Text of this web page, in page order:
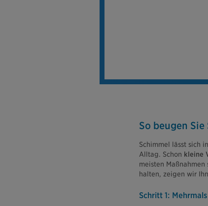
So beugen
Schimmel lässt sich
Alltag. Schon kleine
meisten
halten, zeigen wir
Schritt 1: